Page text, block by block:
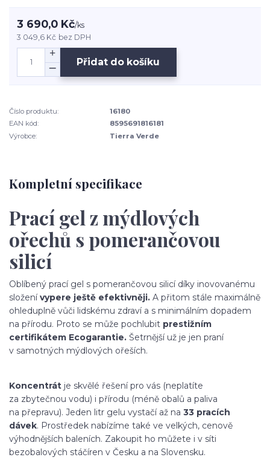
3 690,0 Kč/ks
3 049,6 Kč bez DPH
Přidat do košíku
Číslo produktu:
16180
EAN kód:
8595691816181
Výrobce:
Tierra Verde
Kompletní specifikace
Prací gel z mýdlových
ořechů s pomerančovou
silicí
Oblíbený prací gel s pomerančovou silicí díky inovovanému
složenívypere ještě efektivněji. A přitom stále maximálně
ohleduplně vůči lidskému zdraví a s minimálním dopadem
na přírodu. Proto se může pochlubit prestižním
certifikátem Ecogarantie. Šetrnější už je jen praní
v samotných mýdlových ořeších.
Koncentrát je skvělé řešení pro vás (neplatíte
za zbytečnou vodu) i přírodu (méně obalů a paliva
na přepravu). Jeden litr gelu vystačí až na 33 pracích
dávek. Prostředek nabízíme také ve velkých, cenově
výhodnějších baleních. Zakoupit ho můžete i v síti
bezobalových stáčíren v Česku a na Slovensku.